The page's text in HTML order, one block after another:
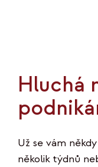
Hluchá
Už se vám
několik týdnů